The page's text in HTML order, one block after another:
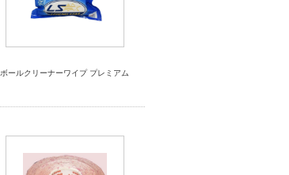
ボールクリーナーワイプ プレミアム